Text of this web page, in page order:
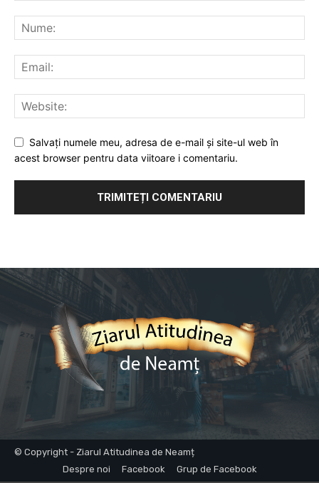
Salvați numele meu, adresa de e-mail și site-ul web în
acest browser pentru data viitoare i comentariu.
© Copyright - Ziarul Atitudinea de Neamț
Despre noi
Facebook Grup de Facebook